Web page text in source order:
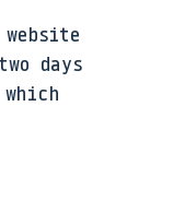
days